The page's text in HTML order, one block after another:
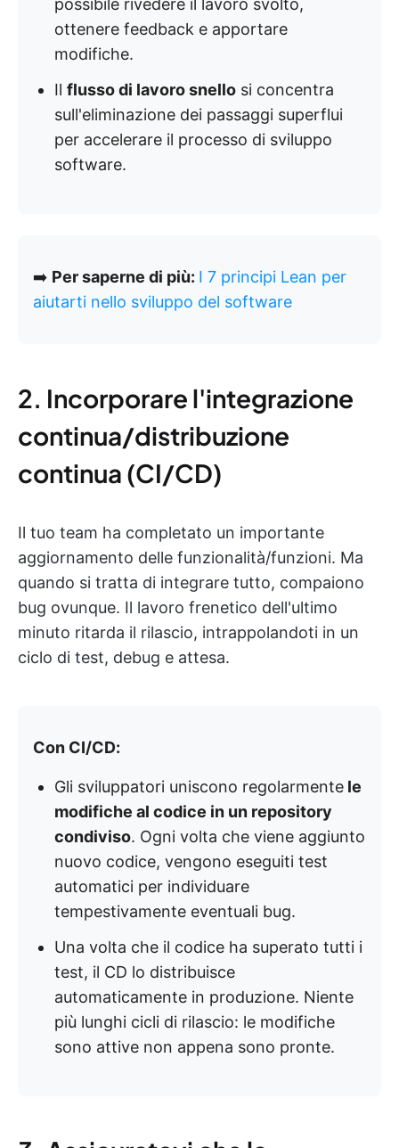
possibile rivedere il lavoro svolto,
ottenere feedback e apportare
modifiche.
Il flusso di lavoro snello si concentra
sull'eliminazione dei passaggi superflui
per accelerare il processo di sviluppo
software.
➡️ Per saperne di più: I 7 principi Lean per
aiutarti nello sviluppo del software
2. Incorporare l'integrazione
continua/distribuzione
continua (CI/CD)
Il tuo team ha completato un importante
aggiornamento delle funzionalità/funzioni. Ma
quando si tratta di integrare tutto, compaiono
bug ovunque. Il lavoro frenetico dell'ultimo
minuto ritarda il rilascio, intrappolandoti in un
ciclo di test, debug e attesa.
Con CI/CD:
Gli sviluppatori uniscono regolarmente le
modifiche al codice in un repository
condiviso. Ogni volta che viene aggiunto
nuovo codice, vengono eseguiti test
automatici per individuare
tempestivamente eventuali bug.
Una volta che il codice ha superato tutti i
test, il CD lo distribuisce
automaticamente in produzione. Niente
più lunghi cicli di rilascio: le modifiche
sono attive non appena sono pronte.